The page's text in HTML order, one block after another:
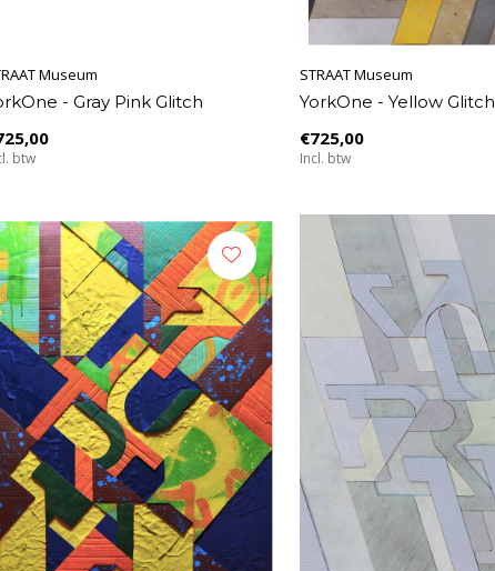
Museum
- Gray Pink Glitch
btw
STRAAT Museum
YorkOne - Yellow Glitch
€725,00
Incl. btw